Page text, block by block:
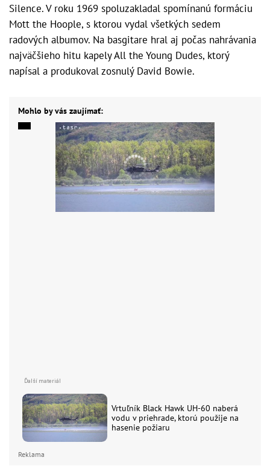
Silence. V roku 1969 spoluzakladal spomínanú formáciu
Mott the Hoople, s ktorou vydal všetkých sedem
radových albumov. Na basgitare hral aj počas nahrávania
najväčšieho hitu kapely All the Young Dudes, ktorý
napísal a produkoval zosnulý David Bowie.
Mohlo by vás zaujímať:
Vrtuľník Black Hawk UH-60 naberá
vodu v priehrade, ktorú použije na
hasenie požiaru
Reklama